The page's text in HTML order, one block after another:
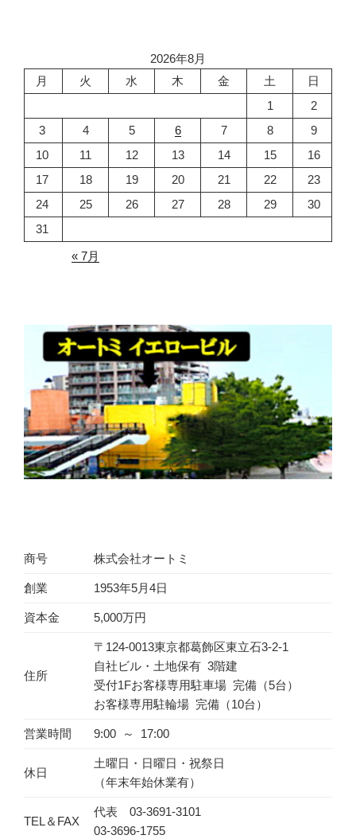
2026年8月
月
火 水 木 金 土
日
1
2
3
4 5 6 7 8
9
10
11 12 13 14 15
16
17
18 19 20 21 22
23
24
25 26 27 28 29
30
31
« 7月
商号 株式会社オートミ
創業 1953年5月4日
資本金 5,000万円
住所
〒124-0013東京都葛飾区東立石3-2-1
自社ビル・土地保有 3階建
受付1Fお客様専用駐車場 完備（5台）
お客様専用駐輪場 完備（10台）
営業時間 9:00 ～ 17:00
休日
土曜日・日曜日・祝祭日
（年末年始休業有）
TEL＆FAX
代表 03-3691-3101
03-3696-1755